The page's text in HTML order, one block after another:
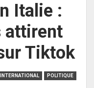
Italie :
attirent
Tiktok
INTERNATIONAL POLITIQUE